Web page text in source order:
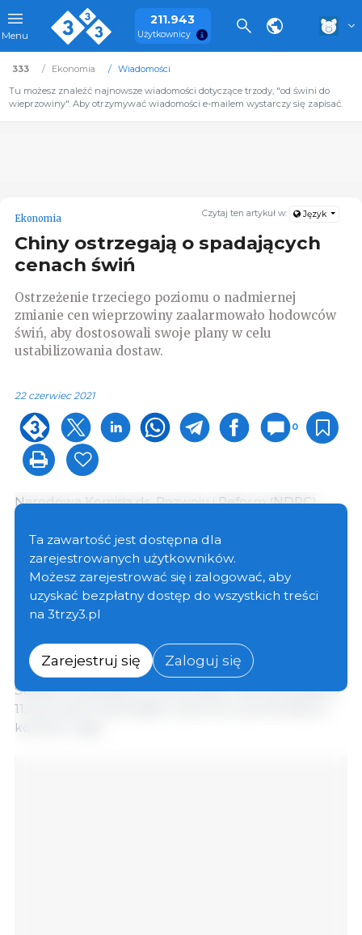
Menu
211.943
Użytkownicy
333 Ekonomia
Wiadomości
Tu możesz znaleźć najnowsze wiadomości dotyczące trzody, "od świni do
wieprzowiny". Aby otrzymywać wiadomości e-mailem wystarczy się zapisać.
Czytaj ten artykuł w: Język
Ekonomia
Chiny ostrzegają o spadających
cenach świń
Ostrzeżenie trzeciego poziomu o nadmiernej
zmianie cen wieprzowiny zaalarmowało hodowców
świń, aby dostosowali swoje plany w celu
ustabilizowania dostaw.
22 czerwiec 2021
0
Narodowa Komisja ds. Rozwoju i Reform (NDRC)
wieprzowiny, a także malejący sezonowy popyt,
przyczyniły się do obniżenia cen wieprzowiny. Komisja
zobowiązała się ściśle monitorować wahania cen i
dostosowywać rezerwy, aby zapewnić stabilne
działanie na rynku wieprzowiny.
Od 2021 r. ceny wieprzowiny spadały przez kilka
kolejnych miesięcy. Dane z National Bureau of
Statistics wykazały, że ceny trzody chlewnej spadły o
11,2 procent na początku czerwca w porównaniu z
końcem maja.
Ta zawartość jest dostępna dla
zarejestrowanych użytkowników.
Możesz zarejestrować się i zalogować, aby
uzyskać bezpłatny dostęp do wszystkich treści
na 3trzy3.pl
Zarejestruj się Zaloguj się